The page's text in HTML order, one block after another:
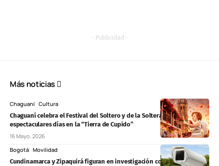
- Publicidad -
Más noticias
Chaguaní Cultura
Chaguaní celebra el Festival del Soltero y de la Soltera: tres
espectaculares días en la “Tierra de Cupido”
16 Mayo, 2026
Bogotá Movilidad
Cundinamarca y Zipaquirá figuran en investigación contra 37